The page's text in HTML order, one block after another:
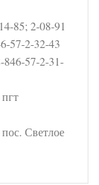
85; 2-08-91
57-2-32-43
57-2-31-
Светлое